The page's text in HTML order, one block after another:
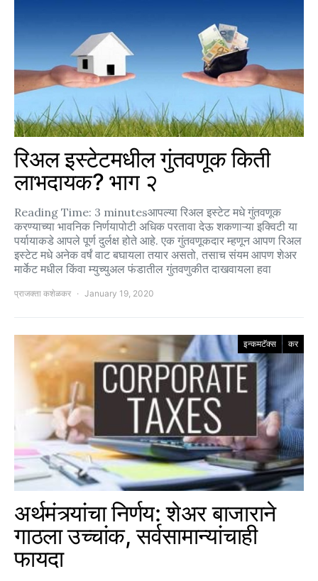
रिअल इस्टेटमधील गुंतवणूक किती
लाभदायक? भाग २
Reading Time: 3 minutesआपल्या रिअल इस्टेट मधे गुंतवणूक
करण्याच्या भावनिक निर्णयापोटी अधिक परतावा देऊ शकणाऱ्या इक्विटी या
पर्यायाकडे आपले पूर्ण दुर्लक्ष होते आहे. एक गुंतवणूकदार म्हणून आपण रिअल
इस्टेट मधे अनेक वर्षं वाट बघायला तयार असतो, तसाच संयम आपण शेअर
मार्केट मधील किंवा म्युच्युअल फंडातील गुंतवणुकीत दाखवायला हवा
प्राजक्ता कशेळकर January 19, 2020
इन्कमटॅक्स कर
अर्थमंत्र्यांचा निर्णय: शेअर बाजाराने
गाठला उच्चांक, सर्वसामान्यांचाही
फायदा